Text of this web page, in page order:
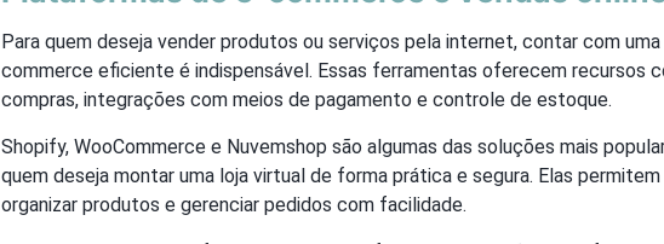
Para quem deseja vender produtos ou serviços pela internet, contar com
commerce eficiente é indispensável. Essas ferramentas oferecem recursos
compras, integrações com meios de pagamento e controle de estoque.
Shopify, WooCommerce e Nuvemshop são algumas das soluções mais
quem deseja montar uma loja virtual de forma prática e segura. Elas
organizar produtos e gerenciar pedidos com facilidade.